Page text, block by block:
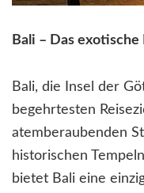
Bali – Das
Bali, die Insel der
begehrtesten
atemberaubenden
historischen
bietet Bali eine